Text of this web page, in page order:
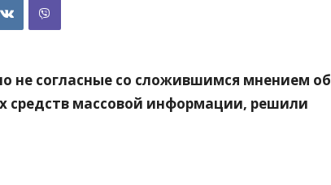
не согласные со сложившимся мнением об
средств массовой информации, решили